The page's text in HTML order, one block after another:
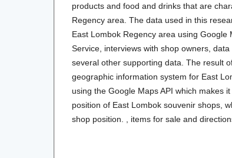
products and food and drinks that are
Regency area. The data used in this
East Lombok Regency area using Google
Service, interviews with shop owners,
several other supporting data. The result
geographic information system for East
using the Google Maps API which makes
position of East Lombok souvenir shops,
shop position. , items for sale and